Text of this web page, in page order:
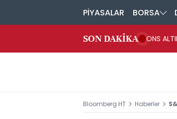
PİYASALAR BORSA
SON DAKİKA ONS
Bloomberg HT Haberler